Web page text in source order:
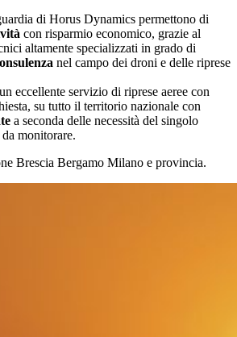
di Horus Dynamics permettono di
con risparmio economico, grazie al
altamente specializzati in grado di
nel campo dei droni e delle riprese
eccellente servizio di riprese aeree con
su tutto il territorio nazionale con
a seconda delle necessità del singolo
monitorare.
.